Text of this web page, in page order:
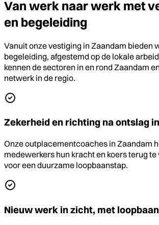
Van werk naar werk met
en begeleiding
Vanuit onze vestiging in Zaandam bieden
begeleiding, afgestemd op de lokale
kennen de sectoren in en rond Zaandam
netwerk in de regio.
Zekerheid en richting na ontslag
Onze outplacementcoaches in Zaandam
medewerkers hun kracht en koers terug te
voor een duurzame loopbaanstap.
Nieuw werk in zicht, met